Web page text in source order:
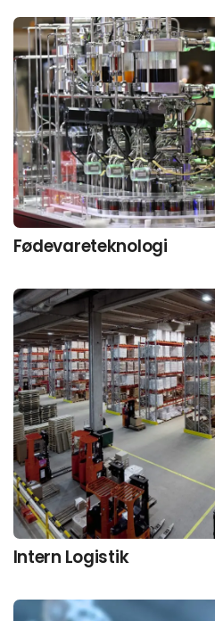
Fødevareteknologi
Intern Logistik